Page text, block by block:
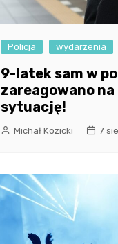
Policja wydarzenia
9-latek sam w
zareagowano
sytuację!
Michał Kozicki 7